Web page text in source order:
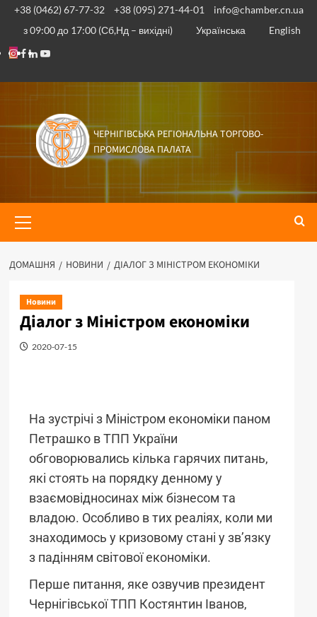
+38 (0462) 67-77-32 +38 (095) 271-44-01
info@chamber.cn.ua
з 09:00 до 17:00 (Сб,Нд – вихідні)
Українська English
ЧЕРНІГІВСЬКА РЕГІОНАЛЬНА ТОРГОВО-
ПРОМИСЛОВА ПАЛАТА
ДОМАШНЯ НОВИНИ ДІАЛОГ З МІНІСТРОМ ЕКОНОМІКИ
Новини
Діалог з Міністром економіки
2020-07-15
На зустрічі з Міністром економіки паном
Петрашко в ТПП України
обговорювались кілька гарячих питань,
які стоять на порядку денному у
взаємовідносинах між бізнесом та
владою. Особливо в тих реаліях, коли ми
знаходимось у кризовому стані у зв’язку
з падінням світової економіки.
Перше питання, яке озвучив президент
Чернігівської ТПП Костянтин Іванов,